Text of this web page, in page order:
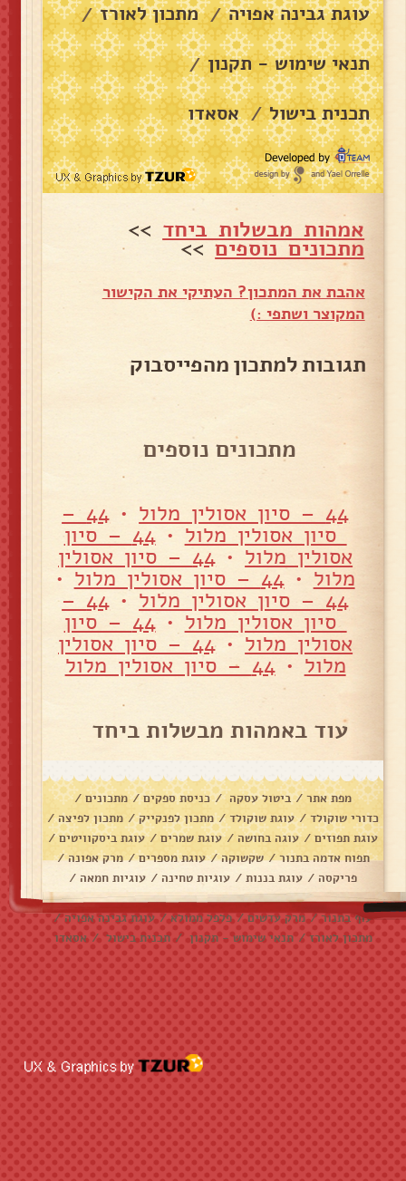
עוגת גבינה אפויה / מתכון לאורז /
תנאי שימוש - תקנון /
תכנית בישול / אסאדו
אמהות מבשלות ביחד >>
מתכונים נוספים>>
אהבת את המתכון? העתיקי את הקישור
המקוצר ושתפי :)
תגובות למתכון מהפייסבוק
מתכונים נוספים
44 – סיון אסולין מלול •
44 –
סיון אסולין מלול • 44 – סיון
אסולין מלול • 44 – סיון אסולין
מלול •44 – סיון אסולין מלול •
44 – סיון אסולין מלול •
44 –
סיון אסולין מלול • 44 – סיון
אסולין מלול • 44 – סיון אסולין
מלול •44 – סיון אסולין מלול
עוד באמהות מבשלות ביחד
מפת אתר/ ביטול עסקה/ כניסת ספקים/ מתכונים /
כדורי שוקולד / עוגת שוקולד / מתכון לפנקייק / מתכון לפיצה/
עוגת תפוזים / עוגה בחושה / עוגת שמרים / עוגת ביסקוויטים/
תפוח אדמה בתנור/ שקשוקה/ עוגת מספרים/ מרק אפונה/
פריקסה / עוגת בננות / עוגיות טחינה / עוגיות חמאה /
עוגיות שוקולד צ׳יפס/ אלפחורס/ בראוניז/ דג מרוקאי/
עוף בתנור/ מרק עדשים/ פלפל ממולא/ עוגת גבינה אפויה/
מתכון לאורז / תנאי שימוש - תקנון / תכנית בישול / אסאדו